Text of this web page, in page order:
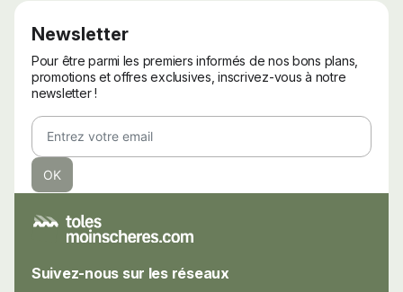
Suivez-nous sur les réseaux
Newsletter
Pour être parmi les premiers informés de nos bons plans,
promotions et offres exclusives, inscrivez-vous à notre
newsletter !